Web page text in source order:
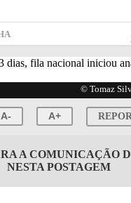
© Tomaz
A- A+
A COMUNICAÇÃO
NESTA POSTAGEM